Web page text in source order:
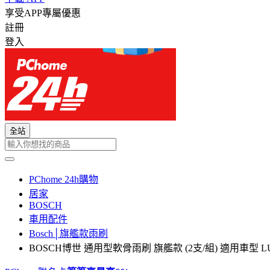
享受APP專屬優惠
註冊
登入
全站
PChome 24h購物
居家
BOSCH
車用配件
Bosch│旗艦款雨刷
BOSCH博世 通用型軟骨雨刷 旗艦款 (2支/組) 適用車型